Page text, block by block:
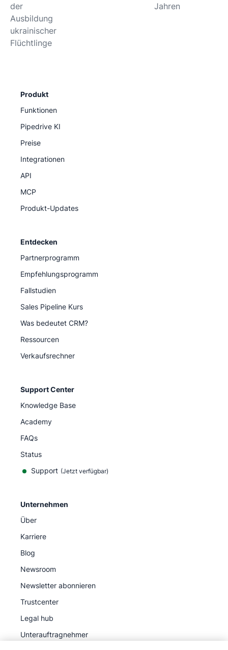
der
Ausbildung
ukrainischer
Flüchtlinge
Jahren
Produkt
Funktionen
Pipedrive KI
Preise
Integrationen
API
MCP
Produkt-Updates
Entdecken
Partnerprogramm
Empfehlungsprogramm
Fallstudien
Sales Pipeline Kurs
Was bedeutet CRM?
Ressourcen
Verkaufsrechner
Support Center
Knowledge Base
Academy
FAQs
Status
Support (Jetzt verfügbar)
Unternehmen
Über
Karriere
Blog
Newsroom
Newsletter abonnieren
Trustcenter
Legal hub
Unterauftragnehmer